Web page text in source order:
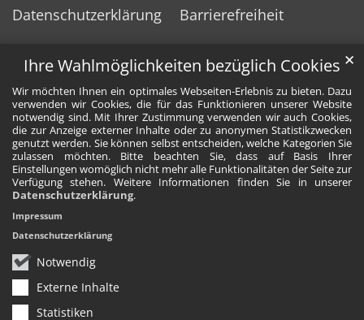
Ihre Wahlmöglichkeiten bezüglich Cookies
Wir möchten Ihnen ein optimales Webseiten-Erlebnis zu bieten. Dazu
verwenden wir Cookies, die für das Funktionieren unserer Website
notwendig sind. Mit Ihrer Zustimmung verwenden wir auch Cookies,
die zur Anzeige externer Inhalte oder zu anonymen Statistikzwecken
genutzt werden. Sie können selbst entscheiden, welche Kategorien Sie
zulassen möchten. Bitte beachten Sie, dass auf Basis Ihrer
Einstellungen womöglich nicht mehr alle Funktionalitäten der Seite zur
Verfügung stehen. Weitere Informationen finden Sie in unserer
Datenschutzerklärung.
Notwendig
Externe Inhalte
Statistiken
✕
Impressum
Datenschutzerklärung
Datenschutzerklärung
Barrierefreiheit